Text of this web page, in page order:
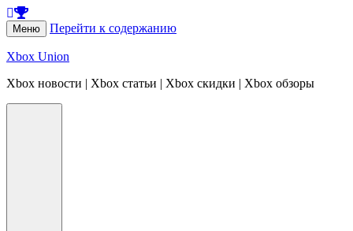
Меню Перейти к содержанию
Xbox Union
Xbox новости | Xbox статьи | Xbox скидки | Xbox обзоры